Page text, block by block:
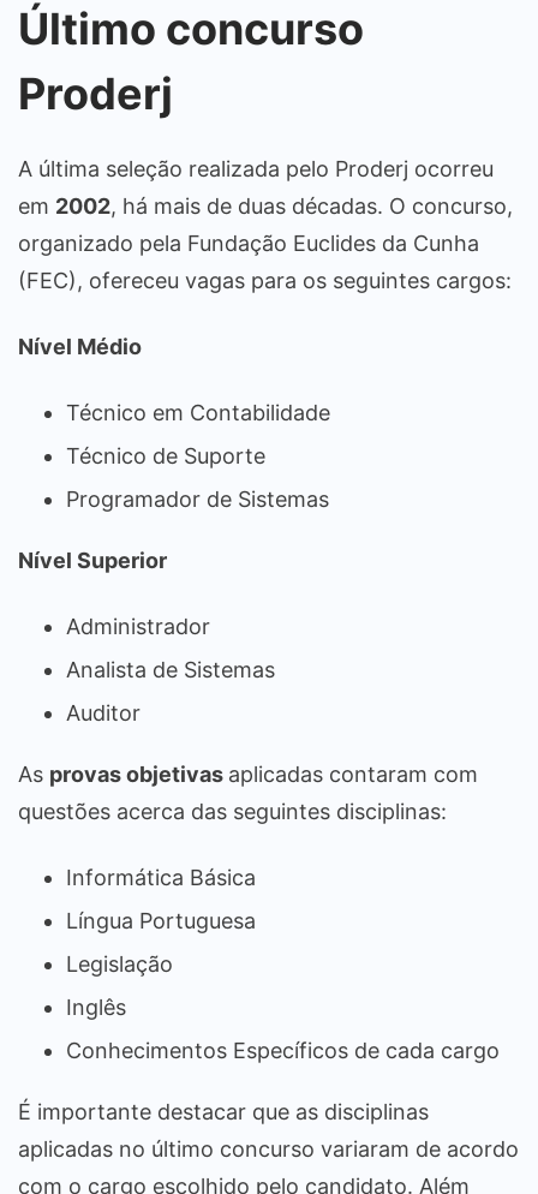
Último concurso
Proderj
A última seleção realizada pelo Proderj ocorreu
em 2002, há mais de duas décadas. O concurso,
organizado pela Fundação Euclides da Cunha
(FEC), ofereceu vagas para os seguintes cargos:
Nível Médio
Técnico em Contabilidade
Técnico de Suporte
Programador de Sistemas
Nível Superior
Administrador
Analista de Sistemas
Auditor
As provas objetivas aplicadas contaram com
questões acerca das seguintes disciplinas:
Informática Básica
Língua Portuguesa
Legislação
Inglês
Conhecimentos Específicos de cada cargo
É importante destacar que as disciplinas
aplicadas no último concurso variaram de acordo
com o cargo escolhido pelo candidato. Além